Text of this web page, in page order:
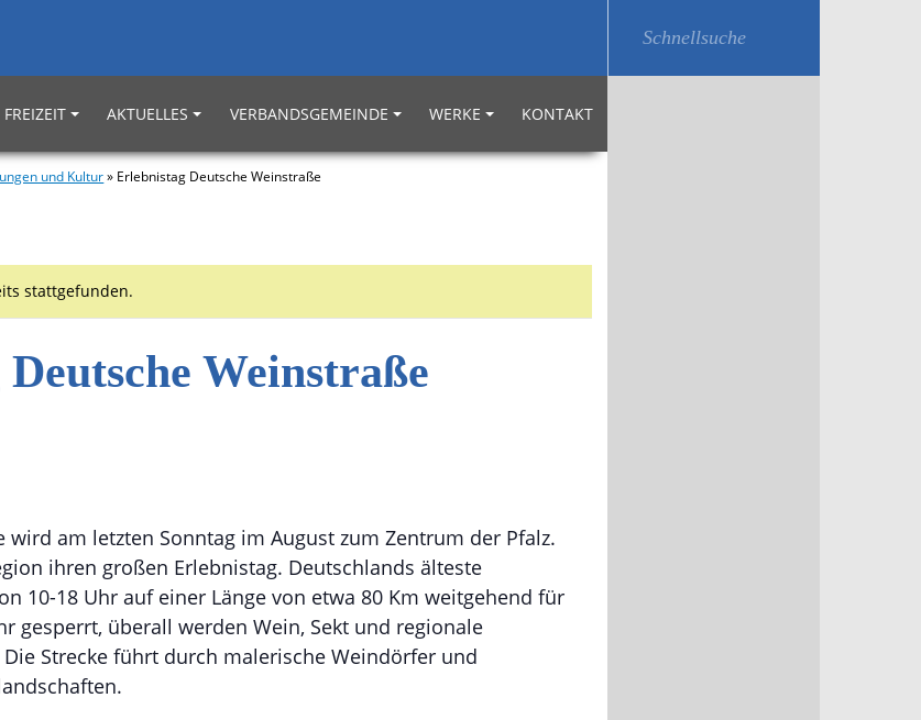
FREIZEIT AKTUELLES VERBANDSGEMEINDE WERKE KONTAKT
und Kultur» Erlebnistag Deutsche Weinstraße
stattgefunden.
Weinstraße
wird am letzten Sonntag im August zum Zentrum der Pfalz.
ihren großen Erlebnistag. Deutschlands älteste
10-18 Uhr auf einer Länge von etwa 80 Km weitgehend für
gesperrt, überall werden Wein, Sekt und regionale
Strecke führt durch malerische Weindörfer und